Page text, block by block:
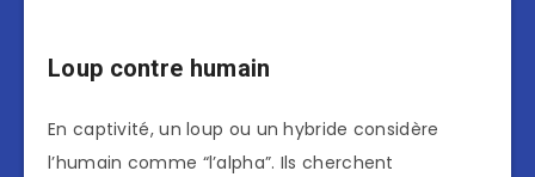
Loup contre humain
En captivité, un loup ou un hybride considère
l’humain comme “l’alpha”. Ils cherchent